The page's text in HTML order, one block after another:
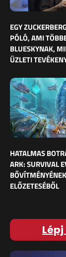
EGY
PÓLÓ, AMI
BLUESKYNAK,
ÜZLETI
HATALMAS
ARK: SURVIVAL
ELŐZETESÉBŐL
Lépj